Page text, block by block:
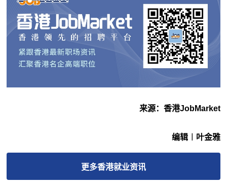
来源：香港JobMarket
编辑︱叶金雅
更多香港就业资讯